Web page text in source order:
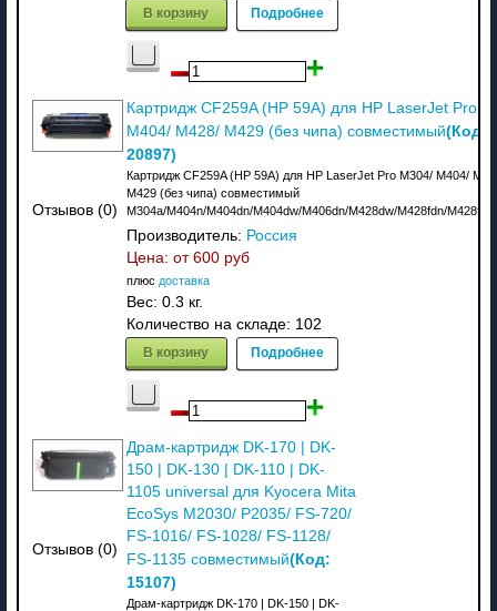
В корзину Подробнее
Отзывов (0)
Картридж CF259A (HP 59A) для HP LaserJet Pro
M404/ M428/ M429 (без чипа) совместимый(Код:
20897)
Картридж CF259A (HP 59A) для HP LaserJet Pro M304/ M404/
M429 (без чипа) совместимый
M304a/M404n/M404dn/M404dw/M406dn/M428dw/M428fdn/
Производитель: Россия
Цена: от 600 руб
плюс доставка
Вес: 0.3 кг.
Количество на складе: 102
В корзину Подробнее
Отзывов (0)
Драм-картридж DK-170 | DK-
150 | DK-130 | DK-110 | DK-
1105 universal для Kyocera Mita
EcoSys M2030/ P2035/ FS-720/
FS-1016/ FS-1028/ FS-1128/
FS-1135 совместимый(Код:
15107)
Драм-картридж DK-170 | DK-150 | DK-